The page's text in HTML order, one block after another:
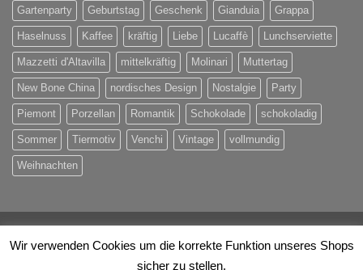
Gartenparty Geburtstag Geschenk Gianduia Grappa
Haselnuss Kaffee kräftig Liebe Lucaffè Lunchserviette
Mazzetti d'Altavilla mittelkräftig Molinari Muttertag
New Bone China nordisches Design Nostalgie Party
Piemont Porzellan Romantik Schokolade schokoladig
Sommer Tiermotiv Venchi Vintage vollmundig
Weihnachten
Visa MasterCard
Eps Rechung
Wir verwenden Cookies um die korrekte Funktion unseres Shops
sicher zu stellen.